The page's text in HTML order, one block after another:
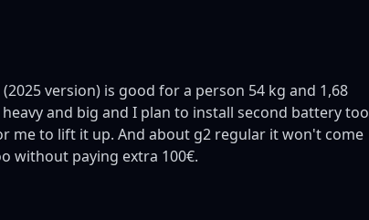
version) is good for a person 54 kg and 1,68
and big and I plan to install second battery too
me to lift it up. And about g2 regular it won't come
without paying extra 100€.